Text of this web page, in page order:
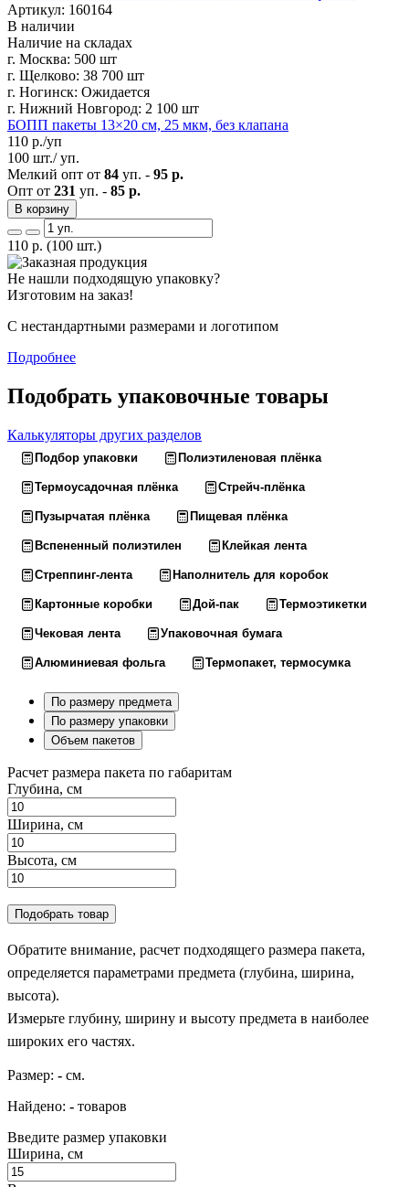
Артикул: 160164
В наличии
Наличие на складах
г. Москва: 500 шт
г. Щелково: 38 700 шт
г. Ногинск: Ожидается
г. Нижний Новгород: 2 100 шт
БОПП пакеты 13×20 см, 25 мкм, без клапана
110 р./уп
100 шт./ уп.
Мелкий опт от 84 уп. - 95 р.
Опт от 231 уп. - 85 р.
В корзину
110 р. (100 шт.)
Не нашли подходящую упаковку?
Изготовим на заказ!
С нестандартными размерами и логотипом
Подробнее
Подобрать упаковочные товары
Калькуляторы других разделов
Подбор упаковки Полиэтиленовая плёнка
Термоусадочная плёнка Стрейч-плёнка
Пузырчатая плёнка Пищевая плёнка
Вспененный полиэтилен Клейкая лента
Стреппинг-лента Наполнитель для коробок
Картонные коробки Дой-пак Термоэтикетки
Чековая лента Упаковочная бумага
Алюминиевая фольга Термопакет, термосумка
По размеру предмета
По размеру упаковки
Объем пакетов
Расчет размера пакета по габаритам
Глубина, см
Ширина, см
Высота, см
Подобрать товар
Обратите внимание, расчет подходящего размера пакета,
определяется параметрами предмета (глубина, ширина,
высота).
Измерьте глубину, ширину и высоту предмета в наиболее
широких его частях.
Размер: - см.
Найдено: - товаров
Введите размер упаковки
Ширина, см